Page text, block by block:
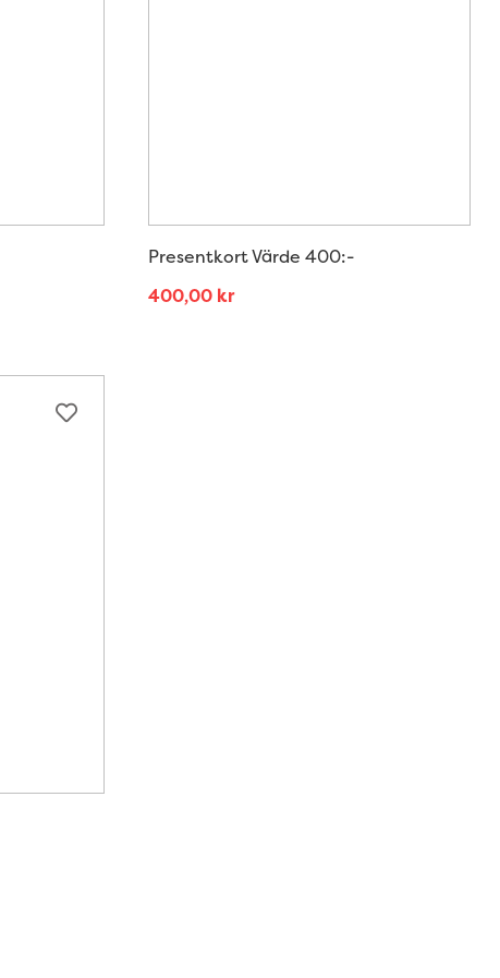
Presentkort Värde 400:-
400,00 kr